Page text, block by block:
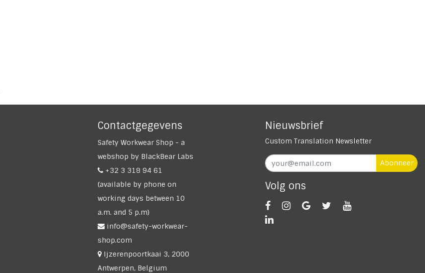
Contactgegevens
Safety Workwear Shop - a
webshop by BlackBear Labs
+32 3 318 94 61
(available by phone on
working days between 10
a.m. and 5 p.m)
info@safety-workwear-
shop.com
Ijzerenpoortkaai 3, 2000
Antwerpen, Belgium
Nieuwsbrief
Custom Translation Newsletter
Abonneer
Volg ons